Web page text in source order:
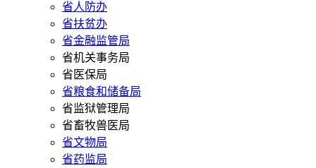
省人防办
省扶贫办
省金融监管局
省机关事务局
省医保局
省粮食和储备局
省监狱管理局
省畜牧兽医局
省文物局
省药监局